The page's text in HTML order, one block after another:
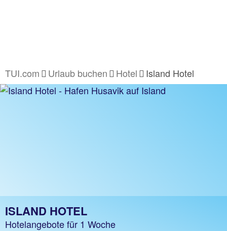
TUI.com Urlaub buchen Hotel Island Hotel
ISLAND HOTEL
Hotelangebote für 1 Woche